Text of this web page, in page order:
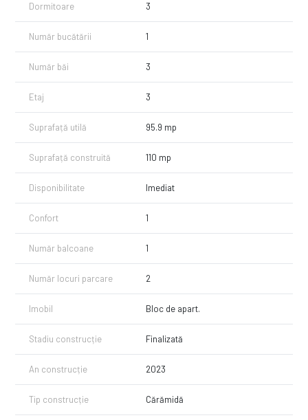
- magazine alimentare ,zone comerciale si transport in comun in
imediata apropiere;
- lift;
- aer conditionat pe ambele niveluri;
Pret: 210.000 Euro - COMISION 0
Tel: 0749 889 743 - GABRIEL
Dormitoare 3
Număr bucătării 1
Număr băi 3
Etaj 3
Suprafață utilă 95.9 mp
Suprafață construită 110 mp
Disponibilitate Imediat
Confort 1
Număr balcoane 1
Număr locuri parcare 2
Imobil Bloc de apart.
Stadiu construcție Finalizată
An construcție 2023
Tip construcție Cărămidă